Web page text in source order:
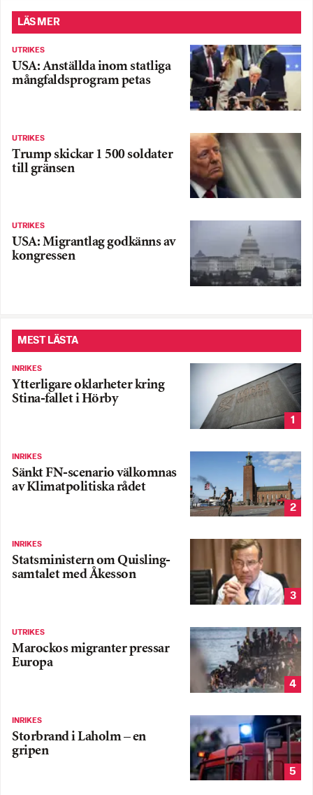
LÄS MER
UTRIKES
USA: Anställda inom statliga
mångfaldsprogram petas
UTRIKES
Trump skickar 1 500 soldater
till gränsen
UTRIKES
USA: Migrantlag godkänns av
kongressen
MEST LÄSTA
INRIKES
Ytterligare oklarheter kring
Stina-fallet i Hörby
1
INRIKES
Sänkt FN-scenario välkomnas
av Klimatpolitiska rådet
2
INRIKES
Statsministern om Quisling-
samtalet med Åkesson
3
UTRIKES
Marockos migranter pressar
Europa
4
INRIKES
Storbrand i Laholm – en
gripen
5